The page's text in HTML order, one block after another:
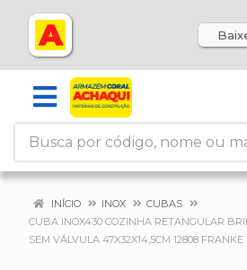
INÍCIO INOX
CUBAS
CUBA INOX430 COZINHA RETANGULAR
SEM VÁLVULA 47X32X14,5CM 12808 FRANKE